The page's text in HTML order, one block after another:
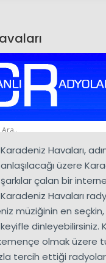
Karadeniz Havaları,
anlaşılacağı üzere
şarkılar çalan bir
Karadeniz Havaları
müziğinin en
dinleyebilirsiniz.
olmak üzere
tercih ettiği radyolar